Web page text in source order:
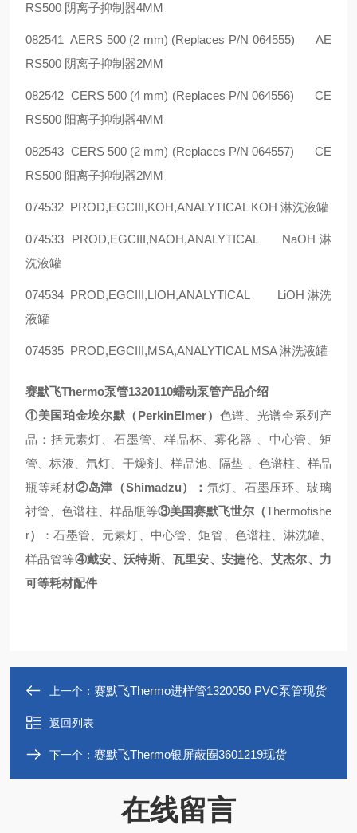
RS500 阴离子抑制器4MM
082541 AERS 500 (2 mm) (Replaces P/N 064555)
AE
RS500 阴离子抑制器2MM
082542 CERS 500 (4 mm) (Replaces P/N 064556)
CE
RS500 阳离子抑制器4MM
082543 CERS 500 (2 mm) (Replaces P/N 064557)
CE
RS500 阳离子抑制器2MM
074532 PROD,EGCIII,KOH,ANALYTICAL KOH 淋洗液罐
074533 PROD,EGCIII,NAOH,ANALYTICAL NaOH淋
洗液罐
074534 PROD,EGCIII,LIOH,ANALYTICAL LiOH 淋洗
液罐
074535 PROD,EGCIII,MSA,ANALYTICAL MSA淋洗液罐
赛默飞Thermo泵管1320110蠕动泵管产品介绍
①美国珀金埃尔默（PerkinElmer） 色谱、光谱全系列产
品：括元素灯、石墨管、样品杯、雾化器
、中心管、矩
管、标液、氘灯、干燥剂、样品池、隔垫
、色谱柱、样品
瓶等耗材②岛津（Shimadzu）： 氘灯、石墨压环、玻璃
衬管、色谱柱、样品瓶等③美国赛默飞世尔（Thermofishe
r）
：石墨管、元素灯、中心管、矩管、色谱柱、淋洗罐、
样品管等④戴安、沃特斯、瓦里安、安捷伦、艾杰尔、力
可等耗材配件
上一个： 赛默飞Thermo进样管1320050 PVC泵管现货
返回列表
下一个： 赛默飞Thermo银屏蔽圈3601219现货
在线留言